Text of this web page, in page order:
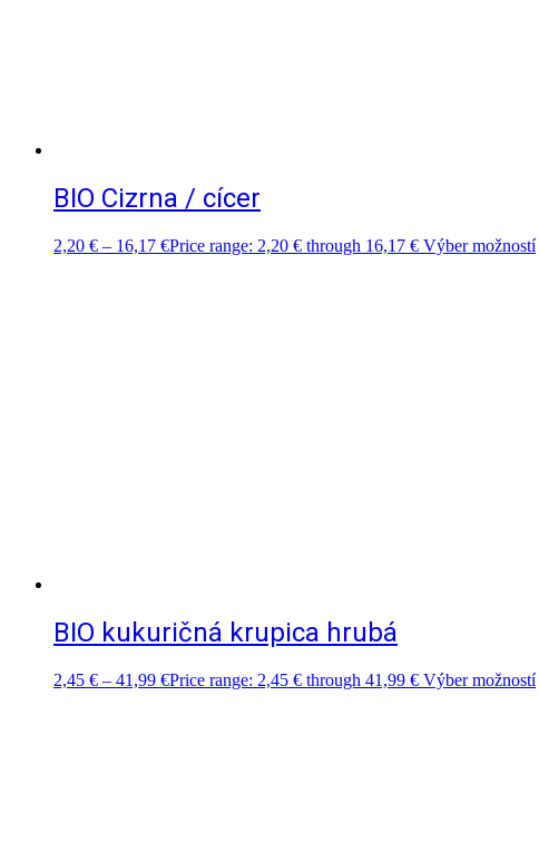
BIO Cizrna / cícer
2,20 € – 16,17 €Price range: 2,20 € through 16,17 € Výber možností
BIO kukuričná krupica hrubá
2,45 € – 41,99 €Price range: 2,45 € through 41,99 € Výber možností